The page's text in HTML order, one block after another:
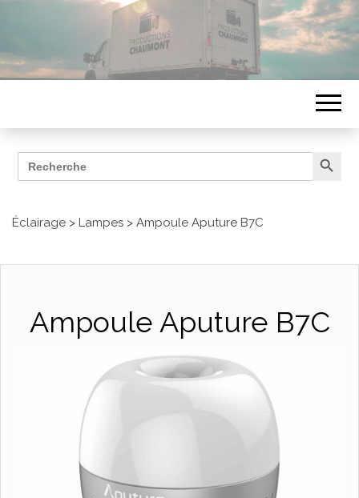
ÉQUIPEMENTS
Search
for:
Search Button
Éclairage > Lampes > Ampoule Aputure B7C
Ampoule Aputure B7C